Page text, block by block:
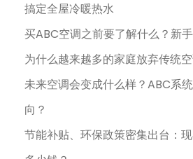
搞定全屋冷暖热水
买ABC空调之前要了解什么？新
为什么越来越多的家庭放弃传统
未来空调会变成什么样？ABC系
向？
节能补贴、环保政策密集出台：